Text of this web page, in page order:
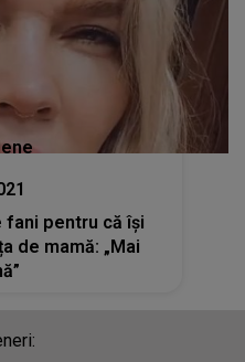
fani pentru că își
de mamă: „Mai